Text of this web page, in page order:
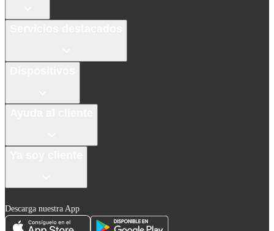
Descarga nuestra App